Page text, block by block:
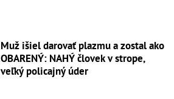
Muž išiel darovať plazmu a zostal ako
OBARENÝ: NAHÝ človek v strope,
veľký policajný úder